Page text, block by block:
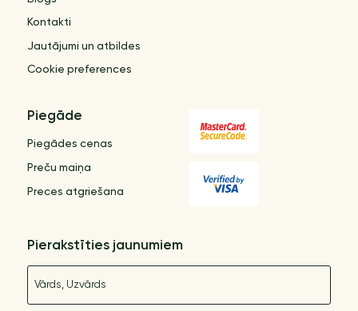
Kontakti
Jautājumi un atbildes
Cookie preferences
Piegāde
Piegādes cenas
Preču maiņa
Preces atgriešana
Pierakstīties jaunumiem